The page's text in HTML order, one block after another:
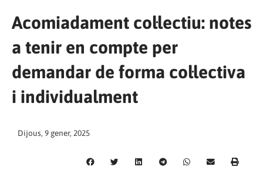
Acomiadament col·lectiu: notes
a tenir en compte per
demandar de forma col·lectiva
i individualment
Dijous, 9 gener, 2025